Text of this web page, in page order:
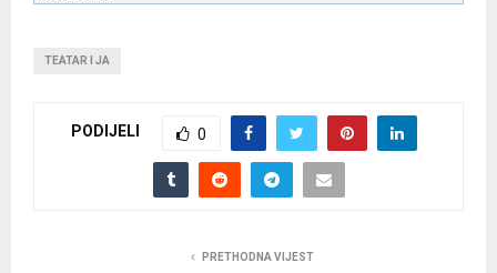
TEATAR I JA
PODIJELI 0
PRETHODNA VIJEST